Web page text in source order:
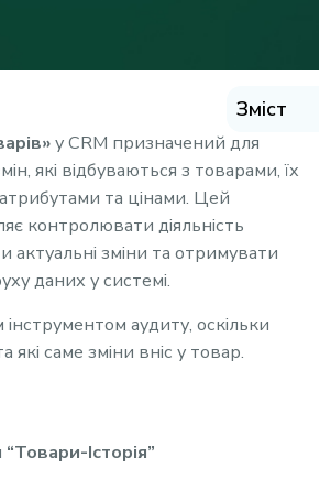
у CRM призначений для
які відбуваються з товарами, їх
та цінами. Цей
контролювати діяльність
актуальні зміни та отримувати
даних у системі.
інструментом аудиту, оскільки
які саме зміни вніс у товар.
“Товари-Історія”
Зміст